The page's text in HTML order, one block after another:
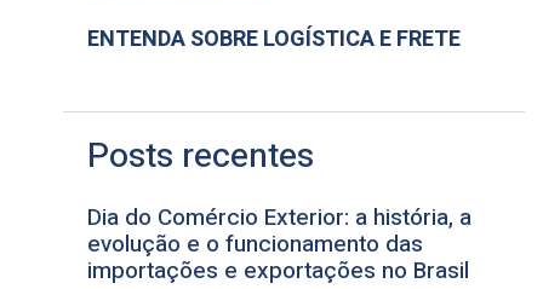
ENTENDA SOBRE LOGÍSTICA E FRETE
Posts recentes
Dia do Comércio Exterior: a história, a
evolução e o funcionamento das
importações e exportações no Brasil